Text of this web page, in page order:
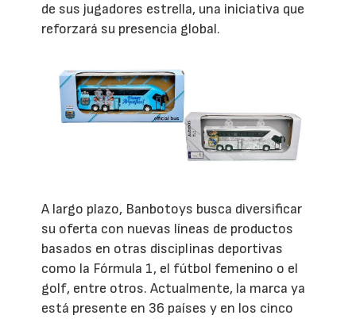
de sus jugadores estrella, una iniciativa que
reforzará su presencia global.
A largo plazo, Banbotoys busca diversificar
su oferta con nuevas líneas de productos
basados en otras disciplinas deportivas
como la Fórmula 1, el fútbol femenino o el
golf, entre otros. Actualmente, la marca ya
está presente en 36 países y en los cinco